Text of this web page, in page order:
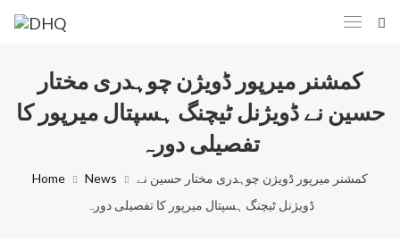
کمشنر میرپور ڈویژن چوہدری مختار
حسین نے ڈویژنل ٹیچنگ ہسپتال میرپور کا
تفصیلی دورہ
Home News
کمشنر میرپور ڈویژن چوہدری مختار حسین نے
ڈویژنل ٹیچنگ ہسپتال میرپور کا تفصیلی دورہ